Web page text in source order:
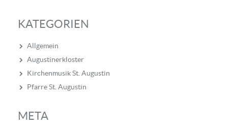
KATEGORIEN
Allgemein
Augustinerkloster
Kirchenmusik St. Augustin
Pfarre St. Augustin
META